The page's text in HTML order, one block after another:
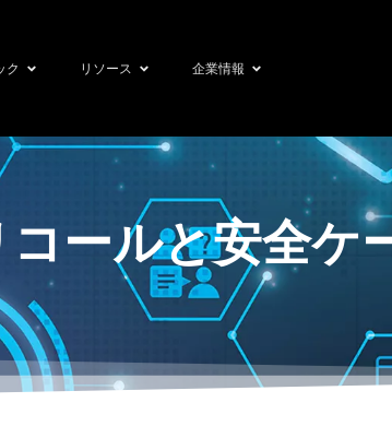
ク リソース 企業情報
ールと安全ケ